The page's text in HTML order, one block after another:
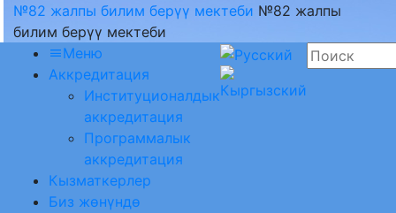
№82 жалпы билим берүү мектеби №82 жалпы
билим берүү мектеби
Меню
Аккредитация
Институционалдык
аккредитация
Программалык
аккредитация
Кызматкерлер
Биз жөнүндө